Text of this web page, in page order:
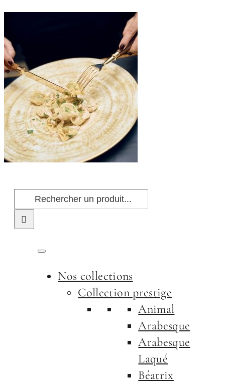
au
contenu
Rechercher:
Nos collections
Collection prestige
Animal
Arabesque
Arabesque
Laqué
Béatrix